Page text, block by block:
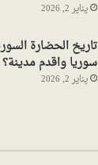
يناير 2, 2026
تاريخ الحضارة
سوريا واقدم مدينة؟
يناير 2, 2026